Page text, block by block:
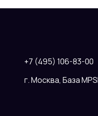
+7 (495) 106-83-00
г. Москва, База